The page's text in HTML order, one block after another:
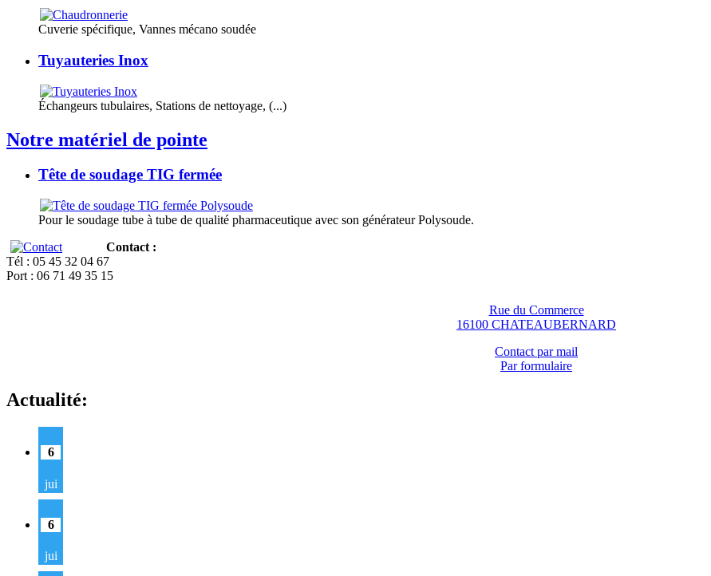
Cuverie spécifique, Vannes mécano soudée
Tuyauteries Inox
Échangeurs tubulaires, Stations de nettoyage, (...)
Notre matériel de pointe
Tête de soudage TIG fermée
Pour le soudage tube à tube de qualité pharmaceutique avec son générateur Polysoude.
Contact :
Tél : 05 45 32 04 67
Port : 06 71 49 35 15
Rue du Commerce
16100 CHATEAUBERNARD
Contact par mail
Par formulaire
Actualité:
6
jui
6
jui